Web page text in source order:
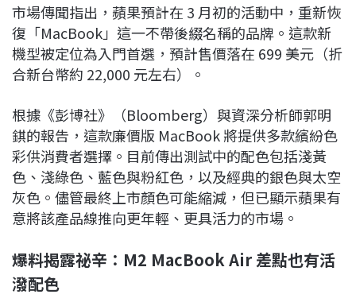
市場傳聞指出，蘋果預計在 3 月初的活動中，重新恢
復「MacBook」這一不帶後綴名稱的品牌。這款新
機型被定位為入門首選，預計售價落在 699 美元（折
合新台幣約 22,000 元左右）。
根據《彭博社》（Bloomberg）與資深分析師郭明
錤的報告，這款廉價版 MacBook 將提供多款繽紛色
彩供消費者選擇。目前傳出測試中的配色包括淺黃
色、淺綠色、藍色與粉紅色，以及經典的銀色與太空
灰色。儘管最終上市顏色可能縮減，但已顯示蘋果有
意將該產品線推向更年輕、更具活力的市場。
爆料揭露祕辛：M2 MacBook Air 差點也有活
潑配色